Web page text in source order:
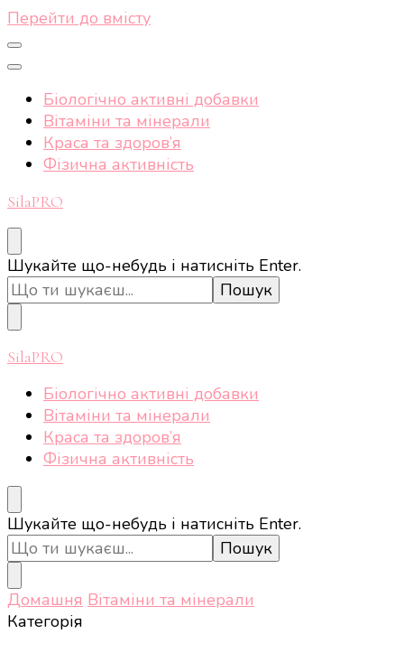
Перейти до вмісту
Біологічно активні добавки
Вітаміни та мінерали
Краса та здоров’я
Фізична активність
SilaPRO
Шукаєте
щось?
Шукайте що-небудь і натисніть Enter.
SilaPRO
Біологічно активні добавки
Вітаміни та мінерали
Краса та здоров’я
Фізична активність
Шукаєте
щось?
Шукайте що-небудь і натисніть Enter.
Домашня Вітаміни та мінерали
Категорія